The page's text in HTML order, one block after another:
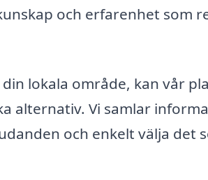
och erfarenhet som
lokala område, kan vår
alternativ. Vi samlar
och enkelt välja det